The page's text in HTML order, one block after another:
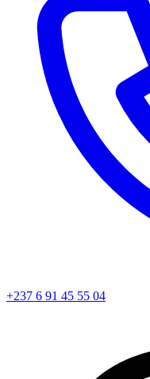
+237 6 91 45 55 04